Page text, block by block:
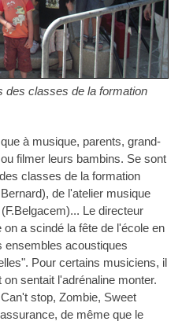
des classes de la formation
à musique, parents, grand-
filmer leurs bambins. Se sont
classes de la formation
de l'atelier musique
Le directeur
a scindé la fête de l'école en
ensembles acoustiques
Pour certains musiciens, il
sentait l'adrénaline monter.
stop, Zombie, Sweet
de même que le